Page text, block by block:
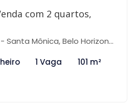
com 2 quartos,
Mônica, Belo Horizonte-MG
1 Vaga 101 m²